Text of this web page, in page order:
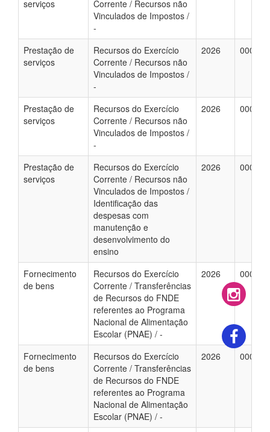
serviços
Corrente / Recursos não
Vinculados de Impostos /
-
Prestação de
serviços
Recursos do Exercício
Corrente / Recursos não
Vinculados de Impostos /
-
2026
Prestação de
serviços
Recursos do Exercício
Corrente / Recursos não
Vinculados de Impostos /
-
2026
Prestação de
serviços
Recursos do Exercício
Corrente / Recursos não
Vinculados de Impostos /
Identificação das
despesas com
manutenção e
desenvolvimento do
ensino
2026
Fornecimento
de bens
Recursos do Exercício
Corrente / Transferências
de Recursos do FNDE
referentes ao Programa
Nacional de Alimentação
Escolar (PNAE) / -
2026
Fornecimento
de bens
Recursos do Exercício
Corrente / Transferências
de Recursos do FNDE
referentes ao Programa
Nacional de Alimentação
Escolar (PNAE) / -
2026